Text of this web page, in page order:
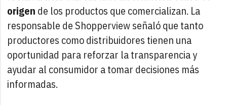
origen de los productos que comercializan. La
responsable de Shopperview señaló que tanto
productores como distribuidores tienen una
oportunidad para reforzar la transparencia y
ayudar al consumidor a tomar decisiones más
informadas.